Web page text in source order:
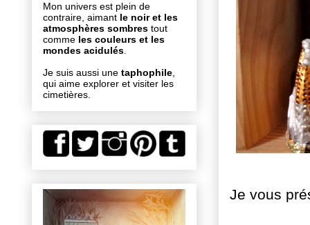
Je vous
Mon univers est plein de
contraire, aimant le noir et les
atmosphères sombres tout
comme les couleurs et les
mondes acidulés
Je suis aussi une taphophile
qui aime explorer et visiter les
cimetières.